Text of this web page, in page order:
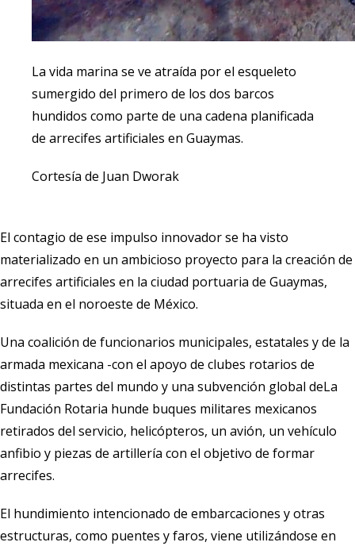
La vida marina se ve atraída por el esqueleto
sumergido del primero de los dos barcos
hundidos como parte de una cadena planificada
de arrecifes artificiales en Guaymas.
Cortesía de Juan Dworak
El contagio de ese impulso innovador se ha visto
materializado en un ambicioso proyecto para la creación de
arrecifes artificiales en la ciudad portuaria de Guaymas,
situada en el noroeste de México.
Una coalición de funcionarios municipales, estatales y de la
armada mexicana -con el apoyo de clubes rotarios de
distintas partes del mundo y una subvención global deLa
Fundación Rotaria hunde buques militares mexicanos
retirados del servicio, helicópteros, un avión, un vehículo
anfibio y piezas de artillería con el objetivo de formar
arrecifes.
El hundimiento intencionado de embarcaciones y otras
estructuras, como puentes y faros, viene utilizándose en